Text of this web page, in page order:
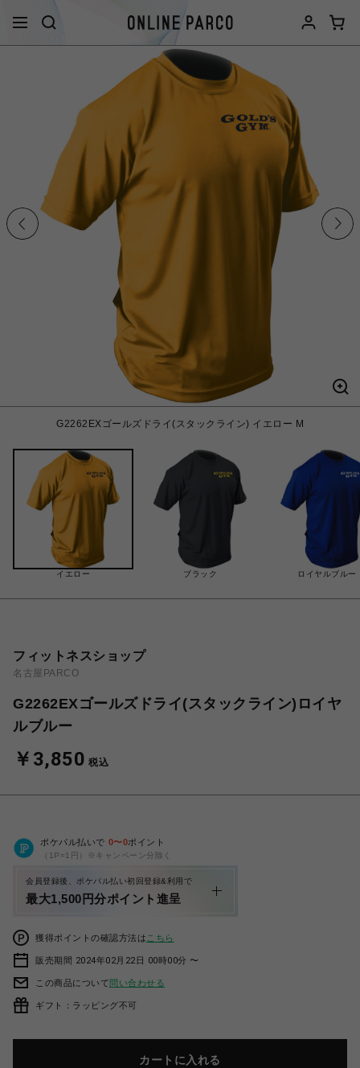
G2262EXゴールズドライ(スタックライン) イエロー M
イエロー ブラック ロイヤルブルー
フィットネスショップ
名古屋PARCO
G2262EXゴールズドライ(スタックライン)ロイヤ
ルブルー
￥3,850 税込
ポケパル払いで 0〜0ポイント
（1P=1円）※キャンペーン分除く
会員登録後、ポケパル払い初回登録&利用で
最大1,500円分ポイント進呈
獲得ポイントの確認方法は こちら
販売期間 2024年02月22日 00時00分 〜
この商品について問い合わせる
ギフト：ラッピング不可
カートに入れる